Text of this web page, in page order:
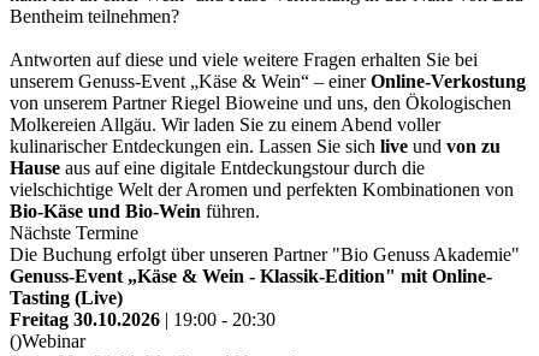
Bentheim teilnehmen?
Antworten auf diese und viele weitere Fragen erhalten Sie bei
unserem Genuss-Event „Käse & Wein“ – einerOnline-Verkostung
von unserem Partner Riegel Bioweine und uns, den Ökologischen
Molkereien Allgäu. Wir laden Sie zu einem Abend voller
kulinarischer Entdeckungen ein. Lassen Sie sich live und von zu
Hause aus auf eine digitale Entdeckungstour durch die
vielschichtige Welt der Aromen und perfekten Kombinationen von
Bio-Käse und Bio-Wein führen.
Nächste Termine
Die Buchung erfolgt über unseren Partner "Bio Genuss Akademie"
Genuss-Event „Käse & Wein - Klassik-Edition" mit Online-
Tasting (Live)
Freitag 30.10.2026 | 19:00 - 20:30
()Webinar